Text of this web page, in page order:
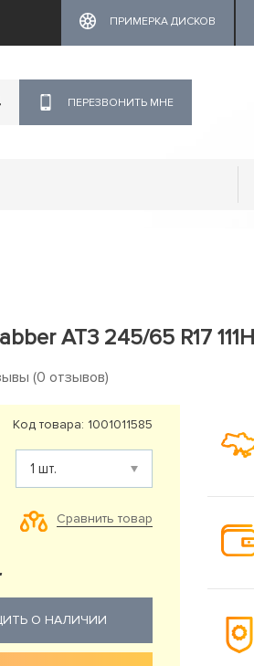
ПРИМЕРКА ДИСКОВ
ПЕРЕЗВОНИТЬ МНЕ
AT3 245/65 R17
(0 отзывов)
Код товара: 1001011585
Сравнить товар
О НАЛИЧИИ